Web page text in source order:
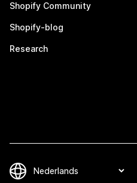
Shopify Community
Shopify-blog
Research